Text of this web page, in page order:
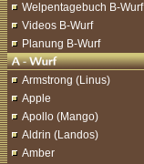
Welpentagebuch B-Wurf
Videos B-Wurf
Planung B-Wurf
Armstrong (Linus)
Apple
Apollo (Mango)
Aldrin (Landos)
Amber